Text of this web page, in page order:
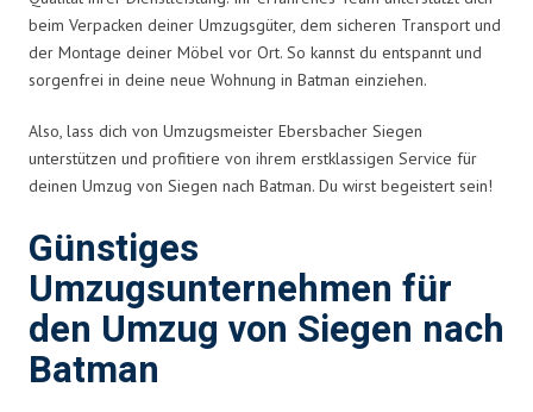
beim Verpacken deiner Umzugsgüter, dem sicheren Transport und
der Montage deiner Möbel vor Ort. So kannst du entspannt und
sorgenfrei in deine neue Wohnung in Batman einziehen.
Also, lass dich von Umzugsmeister Ebersbacher Siegen
unterstützen und profitiere von ihrem erstklassigen Service für
deinen Umzug von Siegen nach Batman. Du wirst begeistert sein!
Günstiges
Umzugsunternehmen für
den Umzug von Siegen nach
Batman